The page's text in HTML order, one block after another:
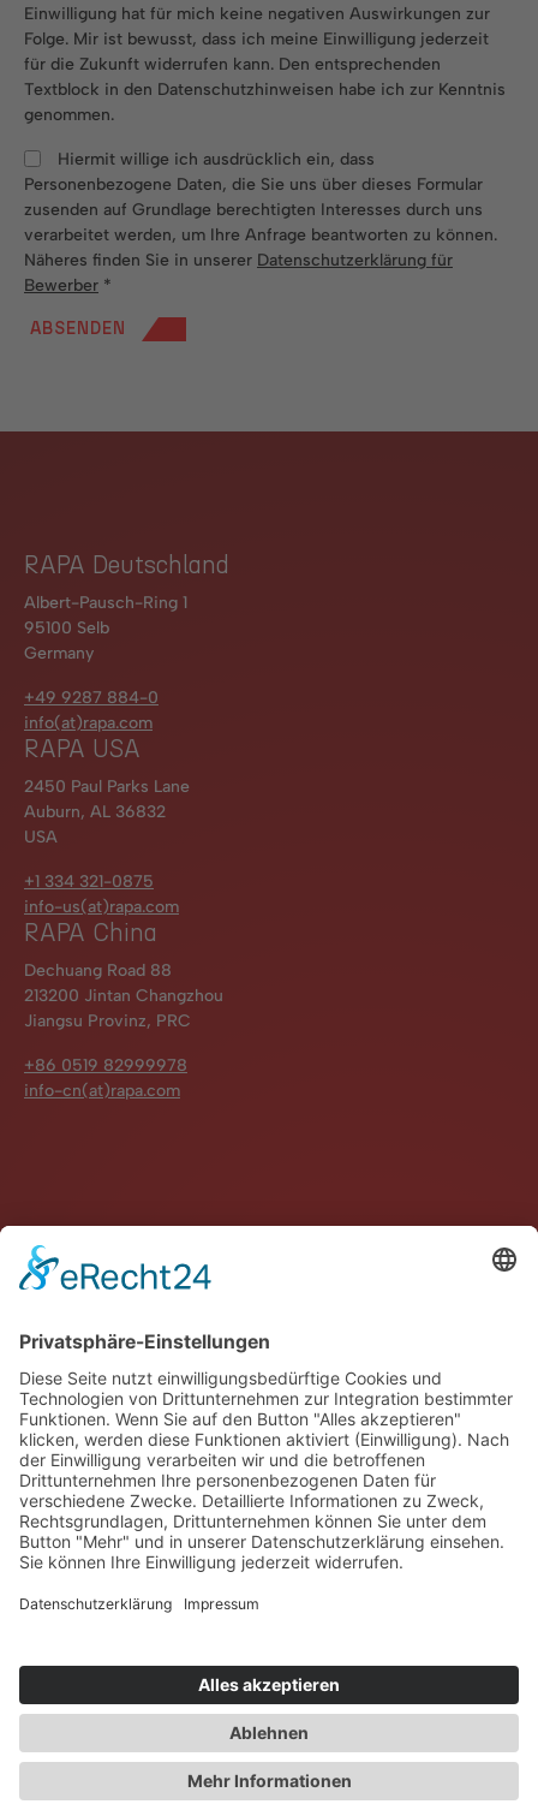
Einwilligung hat für mich keine negativen Auswirkungen zur
Folge. Mir ist bewusst, dass ich meine Einwilligung jederzeit
für die Zukunft widerrufen kann. Den entsprechenden
Textblock in den Datenschutzhinweisen habe ich zur Kenntnis
genommen.
Hiermit willige ich ausdrücklich ein, dass
Personenbezogene Daten, die Sie uns über dieses Formular
zusenden auf Grundlage berechtigten Interesses durch uns
verarbeitet werden, um Ihre Anfrage beantworten zu können.
Näheres finden Sie in unserer Datenschutzerklärung für
Bewerber *
ABSENDEN
RAPA Deutschland
Albert-Pausch-Ring 1
95100 Selb
Germany
+49 9287 884-0
info(at)rapa.com
RAPA USA
2450 Paul Parks Lane
Auburn, AL 36832
USA
+1 334 321-0875
info-us(at)rapa.com
RAPA China
Dechuang Road 88
213200 Jintan Changzhou
Jiangsu Provinz, PRC
+86 0519 82999978
info-cn(at)rapa.com
Impressum
GROUP
AUTOMOTIVE
HEALTHCARE
INDUSTRY
THE HEART OF INNOVATION